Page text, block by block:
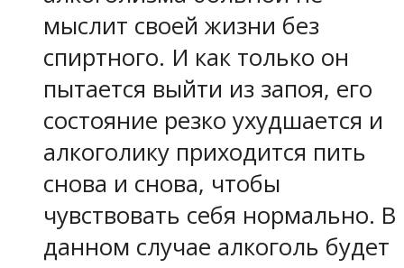
мыслит своей жизни без
спиртного. И как только он
пытается выйти из запоя, его
состояние резко ухудшается и
алкоголику приходится пить
снова и снова, чтобы
чувствовать себя нормально. В
данном случае алкоголь будет